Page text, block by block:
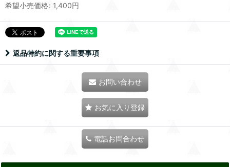
希望小売価格: 1,400円
返品特約に関する重要事項
お問い合わせ
お気に入り登録
電話お問合わせ